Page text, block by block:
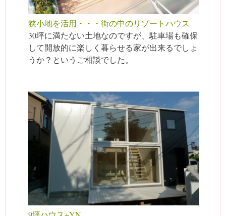
狭小地を活用・・・街の中のリゾートハウス
30坪に満たない土地なのですが、駐車場も確保
して開放的に楽しく暮らせる家が出来るでしょ
うか？というご相談でした。